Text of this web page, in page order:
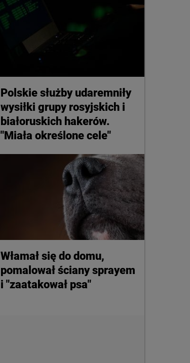
Polskie służby udaremniły
wysiłki grupy rosyjskich i
białoruskich hakerów.
"Miała określone cele"
Włamał się do domu,
pomalował ściany sprayem
i "zaatakował psa"